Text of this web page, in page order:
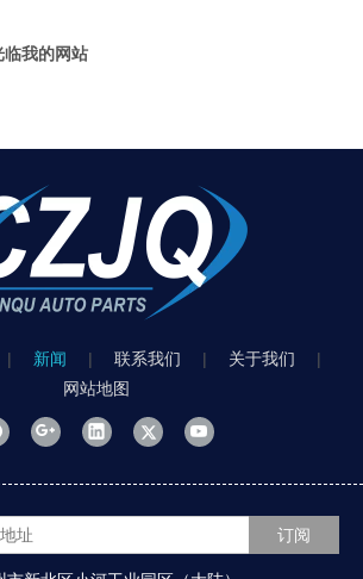
临我的网站
| 新闻 | 联系我们 | 关于我们
|
网站地图
订阅